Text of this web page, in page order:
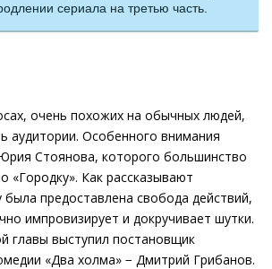
сериала на третью часть.
очень похожих на обычных людей,
аудитории. Особенного внимания
Стоянова, которого большинство
«Городку». Как рассказывают
предоставлена свобода действий,
импровизирует и докручивает шутки.
главы выступил постановщик
«Два холма» − Дмитрий Грибанов.